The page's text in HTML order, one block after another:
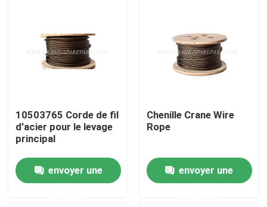
Aperçu
Produits
10503765 Corde de fil
d'acier pour le levage
principal
envoyer une
Chenille Crane Wire
Rope
envoyer une